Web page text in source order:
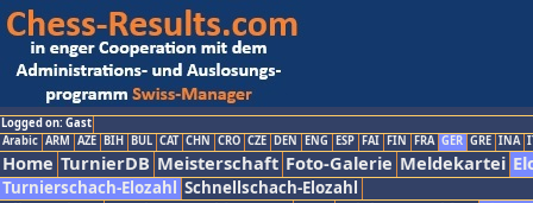
Logged on: Gast
Arabic ARM AZE BIH BUL CAT CHN CRO CZE DEN ENG ESP FAI FIN FRA GER GRE INA
Home TurnierDB Meisterschaft Foto-Galerie Meldekartei
Turnierschach-Elozahl Schnellschach-Elozahl